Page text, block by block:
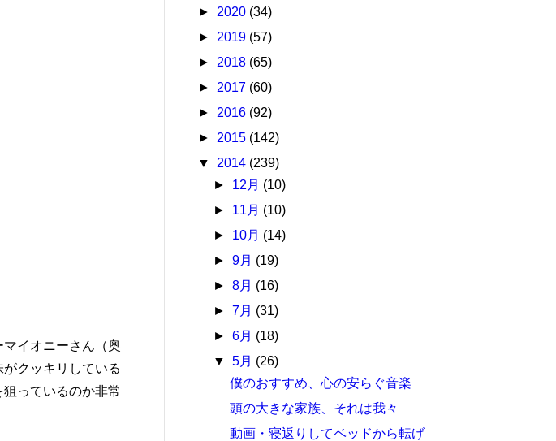
マイオニーさん（奥
クッキリしている
っているのか非常
► 2020 (34)
► 2019 (57)
► 2018 (65)
► 2017 (60)
► 2016 (92)
► 2015 (142)
▼ 2014 (239)
► 12月 (10)
► 11月 (10)
► 10月 (14)
►9月 (19)
►8月 (16)
►7月 (31)
►6月 (18)
▼5月 (26)
僕のおすすめ、心の安らぐ音楽
頭の大きな家族、それは我々
動画・寝返りしてベッドから転げ